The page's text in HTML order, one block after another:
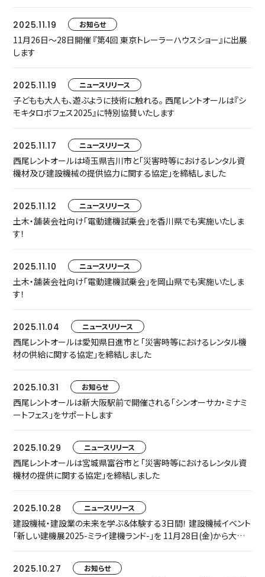
2025.11.19
お知らせ
11月26日～28日開催 『第4回 東京トレーラーハウスショー』に出展
します
2025.11.19 ニュースリリース
子どもも大人も、遊ぶように技術に触れる。 西尾レントオールは『シ
モキタロボフェス2025』に特別協賛いたします
2025.11.17 ニュースリリース
西尾レントオールは埼玉県吉川市と「災害時等におけるレンタル資
機材及び建設機械の提供協力に関する協定」を締結しました
2025.11.12 ニュースリリース
土木・舗装会社向け「電動建機試乗会」を香川県でも実施いたしま
す！
2025.11.10 ニュースリリース
土木・舗装会社向け「電動建機試乗会」を岡山県でも実施いたしま
す！
2025.11.04 ニュースリリース
西尾レントオールは愛知県日進市と 「災害時等におけるレンタル機
材の供給に関する協定」を締結しました
2025.10.31 お知らせ
西尾レントオールは新大阪駅前で開催される「シンオーサカ・ミナミ
ートフェス」をサポートします
2025.10.29 ニュースリリース
西尾レントオールは宮城県富谷市と 「災害時等におけるレンタル資
機材の提供に関する協定」を締結しました
2025.10.28 ニュースリリース
建設機械・建設業の未来を学ぶ＆体験する3日間！ 建設機械イベント
「新しい建機展2025-ミライ建機ランド-」を 11月28日(金)から大阪・
2025.10.27
お知らせ